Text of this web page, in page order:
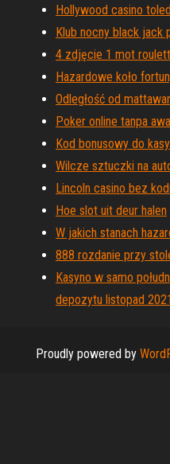
Hollywood casino
Klub nocny black jack
4 zdjęcie 1 mot
Hazardowe koło
Odległość od
Poker online tanpa
Kod bonusowy do
Wilcze sztuczki na
Lincoln casino bez
Hoe slot uit deur halen
W jakich stanach
888 rozdanie przy
Kasyno w samo
depozytu listopad 2021
Proudly powered by